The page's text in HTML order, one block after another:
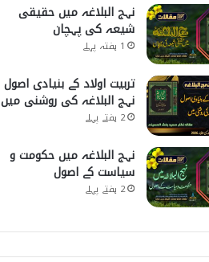
نہج البلاغہ میں حقیقی
شیعہ کی پہچان
1 ہفتہ پہلے
تربیت اولاد کے بنیادی اصول
نہج البلاغہ کی روشنی میں
2 ہفتے پہلے
نہج البلاغہ میں حکومت و
سیاست کے اصول
2 ہفتے پہلے